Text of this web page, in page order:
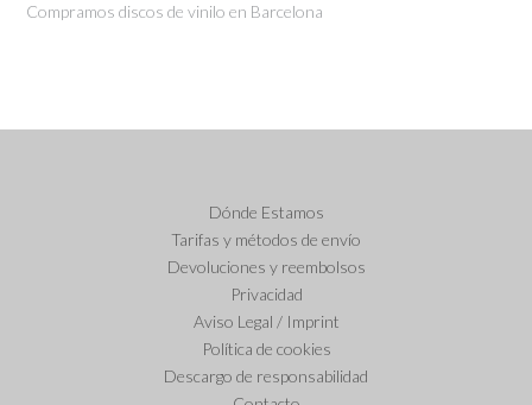
Compramos discos de vinilo en Barcelona
Dónde Estamos
Tarifas y métodos de envío
Devoluciones y reembolsos
Privacidad
Aviso Legal / Imprint
Política de cookies
Descargo de responsabilidad